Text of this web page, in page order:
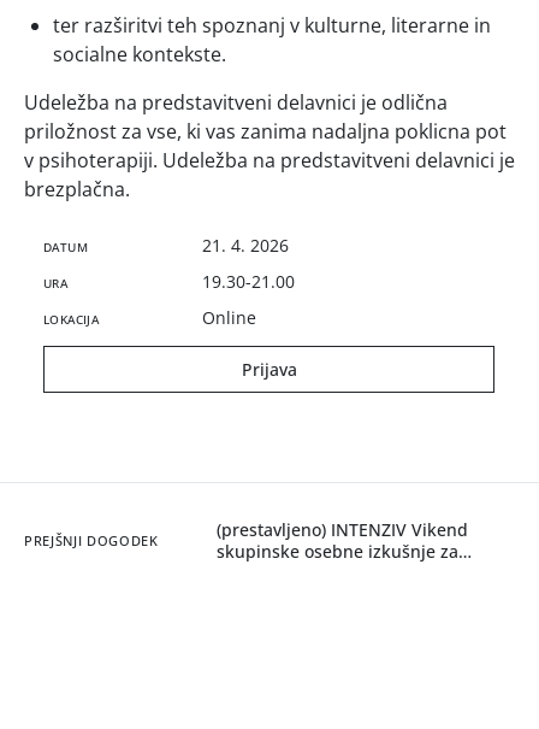
ter razširitvi teh spoznanj v kulturne, literarne in
socialne kontekste.
Udeležba na predstavitveni delavnici je odlična
priložnost za vse, ki vas zanima nadaljna poklicna pot
v psihoterapiji. Udeležba na predstavitveni delavnici je
brezplačna.
DATUM 21. 4. 2026
URA 19.30-21.00
LOKACIJA Online
Prijava
PREJŠNJI DOGODEK
(prestavljeno) INTENZIV Vikend
skupinske osebne izkušnje za